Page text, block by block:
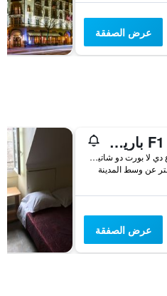
عرض الصفقة
فندق F1 باريس بورت دو شاتيلون
23، شارع دي لا بورت دو شاتيلون, باريس, فرنسا
عرض الصفقة